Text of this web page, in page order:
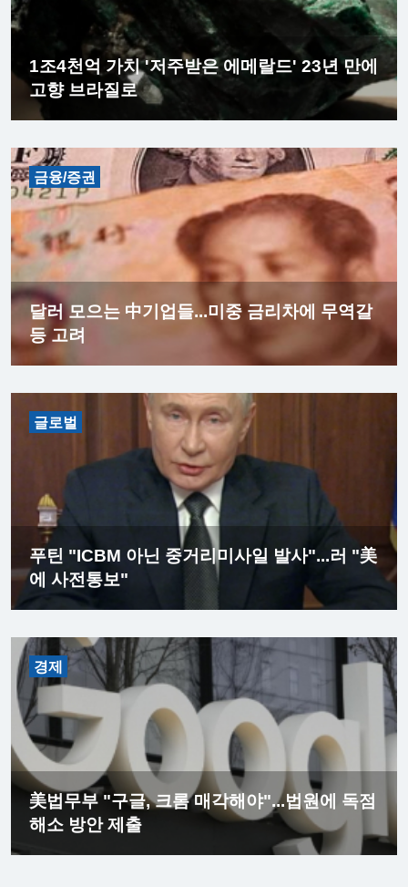
1조4천억 가치 '저주받은 에메랄드' 23년 만에
고향 브라질로
금융/증권
달러 모으는 中기업들...미중 금리차에 무역갈
등 고려
글로벌
푸틴 "ICBM 아닌 중거리미사일 발사"...러 "美
에 사전통보"
경제
美법무부 "구글, 크롬 매각해야"...법원에 독점
해소 방안 제출